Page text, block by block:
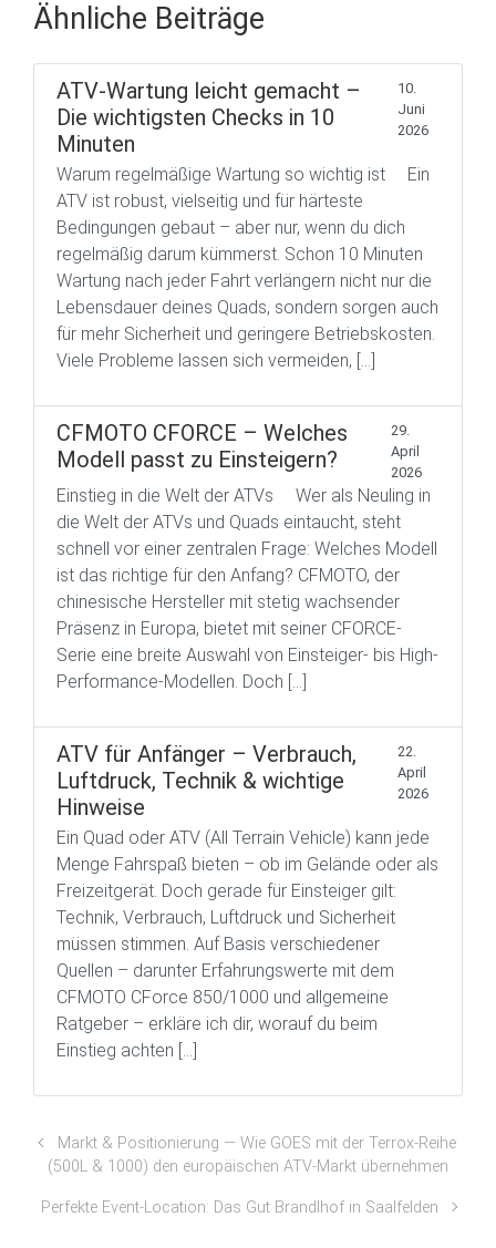
Ähnliche Beiträge
ATV-Wartung leicht gemacht –
Die wichtigsten Checks in 10
Minuten
10.
Juni
2026
Warum regelmäßige Wartung so wichtig ist Ein
ATV ist robust, vielseitig und für härteste
Bedingungen gebaut – aber nur, wenn du dich
regelmäßig darum kümmerst. Schon 10 Minuten
Wartung nach jeder Fahrt verlängern nicht nur die
Lebensdauer deines Quads, sondern sorgen auch
für mehr Sicherheit und geringere Betriebskosten.
Viele Probleme lassen sich vermeiden, […]
CFMOTO CFORCE – Welches
Modell passt zu Einsteigern?
29.
April
2026
Einstieg in die Welt der ATVs Wer als Neuling in
die Welt der ATVs und Quads eintaucht, steht
schnell vor einer zentralen Frage: Welches Modell
ist das richtige für den Anfang? CFMOTO, der
chinesische Hersteller mit stetig wachsender
Präsenz in Europa, bietet mit seiner CFORCE-
Serie eine breite Auswahl von Einsteiger- bis High-
Performance-Modellen. Doch […]
ATV für Anfänger – Verbrauch,
Luftdruck, Technik & wichtige
Hinweise
22.
April
2026
Ein Quad oder ATV (All Terrain Vehicle) kann jede
Menge Fahrspaß bieten – ob im Gelände oder als
Freizeitgerät. Doch gerade für Einsteiger gilt:
Technik, Verbrauch, Luftdruck und Sicherheit
müssen stimmen. Auf Basis verschiedener
Quellen – darunter Erfahrungswerte mit dem
CFMOTO CForce 850/1000 und allgemeine
Ratgeber – erkläre ich dir, worauf du beim
Einstieg achten […]
Markt & Positionierung — Wie GOES mit der Terrox-Reihe
(500L & 1000) den europäischen ATV-Markt übernehmen
Perfekte Event-Location: Das Gut Brandlhof in Saalfelden